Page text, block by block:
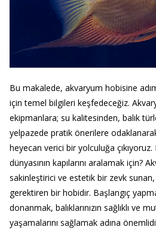
Bu makalede, akvaryum hobisine
için temel bilgileri keşfedeceğiz.
ekipmanlara; su kalitesinden, balık
yelpazede pratik önerilere
heyecan verici bir yolculuğa çıkıyoruz.
dünyasının kapılarını aralamak için?
sakinleştirici ve estetik bir zevk
gerektiren bir hobidir. Başlangıç
donanmak, balıklarınızın sağlıklı ve
yaşamalarını sağlamak adına